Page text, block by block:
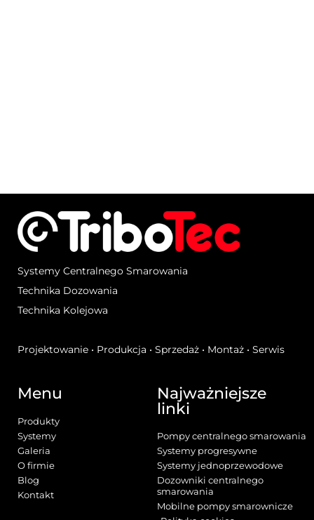
Systemy Centralnego Smarowania
Technika Dozowania
Technika Kolejowa
Projektowanie • Produkcja • Sprzedaż • Montaż • Serwis
Menu
Produkty
Systemy
Galeria
O firmie
Blog
Kontakt
Najważniejsze
linki
Pompy centralnego smarowania
Systemy progresywne
Systemy jednoprzewodowe
Dozowniki centralnego
smarowania
Mobilne pompy smarownicze